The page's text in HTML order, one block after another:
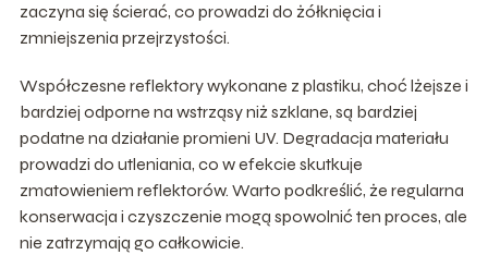
zaczyna się ścierać, co prowadzi do żółknięcia i
zmniejszenia przejrzystości.
Współczesne reflektory wykonane z plastiku, choć lżejsze i
bardziej odporne na wstrząsy niż szklane, są bardziej
podatne na działanie promieni UV. Degradacja materiału
prowadzi do utleniania, co w efekcie skutkuje
zmatowieniem reflektorów. Warto podkreślić, że regularna
konserwacja i czyszczenie mogą spowolnić ten proces, ale
nie zatrzymają go całkowicie.